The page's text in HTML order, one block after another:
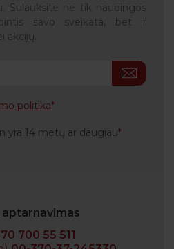
Sulauksite ne tik naudingos
savo sveikata, bet ir
akcijų.
politika
yra 14 metų ar daugiau
700 55 511